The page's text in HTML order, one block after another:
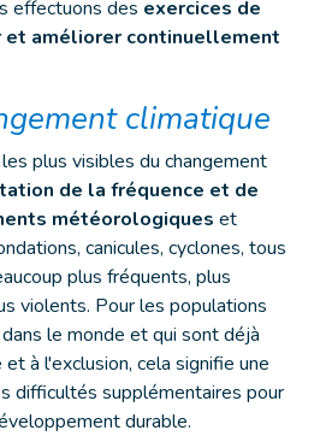
effectuons des exercices de
améliorer continuellement
climatique
plus visibles du changement
de la fréquence et de
météorologiques et
canicules, cyclones, tous
plus fréquents, plus
violents. Pour les populations
le monde et qui sont déjà
à l'exclusion, cela signifie une
difficultés supplémentaires pour
durable.